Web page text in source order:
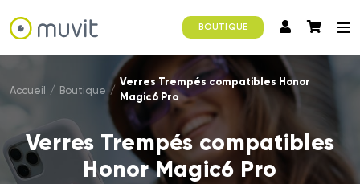
BOUTIQUE
Accueil / Boutique /
Verres Trempés compatibles Honor
Magic6 Pro
Verres Trempés compatibles
Honor Magic6 Pro